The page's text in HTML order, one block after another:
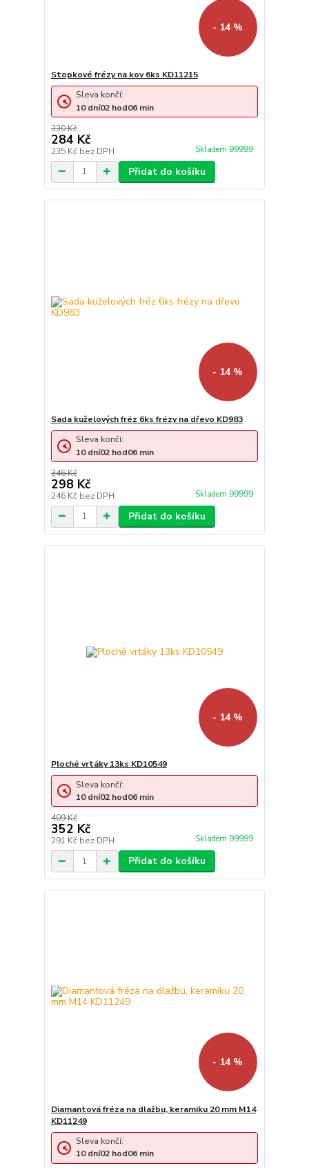
- 14 %
Stopkové frézy na kov 6ks KD11215
330 Kč
284 Kč
235 Kč bez DPH Skladem 99999
Sleva končí:
10 dní02 hod06 min
Přidat do košíku
- 14 %
Sada kuželových fréz 6ks frézy na dřevo KD983
346 Kč
298 Kč
246 Kč bez DPH Skladem 99999
Sleva končí:
10 dní02 hod06 min
Přidat do košíku
- 14 %
Ploché vrtáky 13ks KD10549
409 Kč
352 Kč
291 Kč bez DPH Skladem 99999
Sleva končí:
10 dní02 hod06 min
Přidat do košíku
- 14 %
Diamantová fréza na dlažbu, keramiku 20 mm M14
KD11249
Sleva končí:
10 dní02 hod06 min